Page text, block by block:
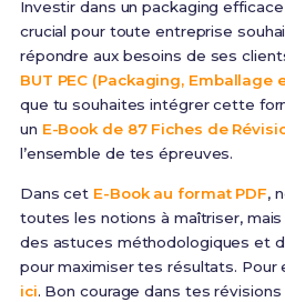
Investir dans un packaging
crucial pour toute entreprise
répondre aux besoins de ses
BUT PEC (Packaging, Emballage
que tu souhaites intégrer cette
un E-Book de 87 Fiches de
l’ensemble de tes épreuves.
Dans cet E-Book au format PDF,
toutes les notions à maîtriser,
des astuces méthodologiques et
pour maximiser tes résultats. Pour
ici. Bon courage dans tes révisions